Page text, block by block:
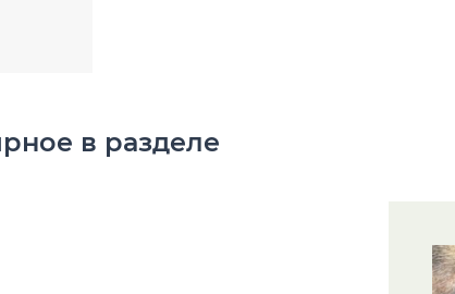
в разделе